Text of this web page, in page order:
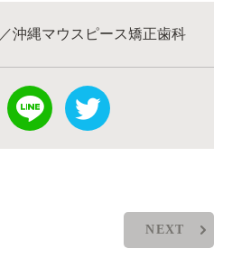
沖縄マウスピース矯正歯科
NEXT